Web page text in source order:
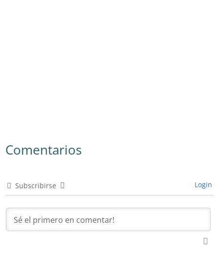
Comentarios
Subscribirse Login